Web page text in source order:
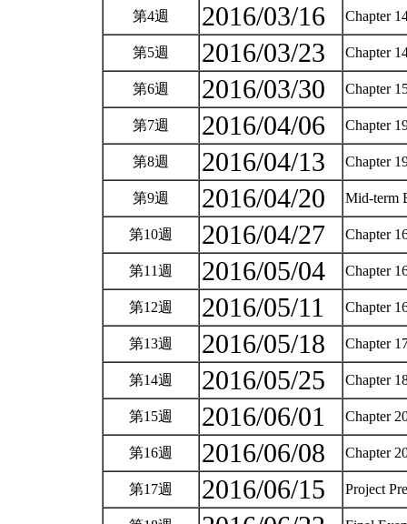
第4週 2016/03/16 Chapter
第5週 2016/03/23 Chapter
第6週 2016/03/30 Chapter
第7週 2016/04/06 Chapter
第8週 2016/04/13 Chapter
第9週 2016/04/20 Mid-term
第10週 2016/04/27 Chapter
第11週 2016/05/04 Chapter
第12週 2016/05/11 Chapter
第13週 2016/05/18 Chapter
第14週 2016/05/25 Chapter
第15週 2016/06/01 Chapter
第16週 2016/06/08 Chapter
第17週 2016/06/15 Project